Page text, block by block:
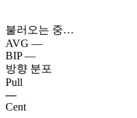
불러오는 중…
AVG —
BIP —
방향 분포
Pull
—
Cent